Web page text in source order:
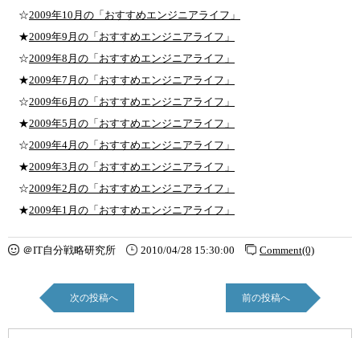
☆2009年10月の「おすすめエンジニアライフ」
★2009年9月の「おすすめエンジニアライフ」
☆2009年8月の「おすすめエンジニアライフ」
★2009年7月の「おすすめエンジニアライフ」
☆2009年6月の「おすすめエンジニアライフ」
★2009年5月の「おすすめエンジニアライフ」
☆2009年4月の「おすすめエンジニアライフ」
★2009年3月の「おすすめエンジニアライフ」
☆2009年2月の「おすすめエンジニアライフ」
★2009年1月の「おすすめエンジニアライフ」
＠IT自分戦略研究所 2010/04/28 15:30:00 Comment(0)
次の投稿へ 前の投稿へ